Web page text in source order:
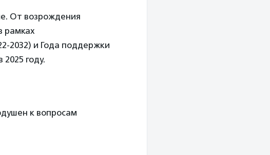
От возрождения
рамках
2032) и Года поддержки
году.
к вопросам